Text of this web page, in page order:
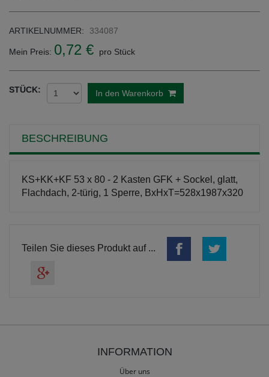
ARTIKELNUMMER: 334087
Mein Preis: 0,72 € pro Stück
STÜCK: In den Warenkorb
BESCHREIBUNG
KS+KK+KF 53 x 80 - 2 Kasten GFK + Sockel, glatt,
Flachdach, 2-türig, 1 Sperre, BxHxT=528x1987x320
Teilen Sie dieses Produkt auf ...
INFORMATION
Über uns